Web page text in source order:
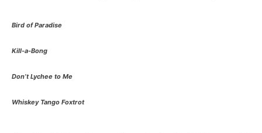
Bird of Paradise
Kill-a-Bong
Don’t Lychee to Me
Whiskey Tango Foxtrot